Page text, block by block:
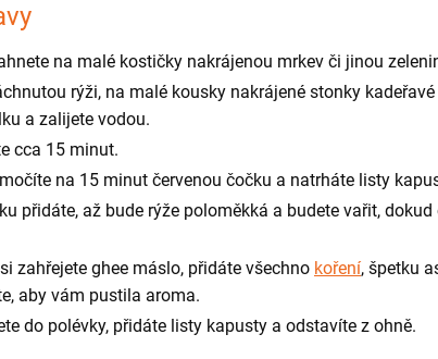
na malé kostičky nakrájenou mrkev či jinou
rýži, na malé kousky nakrájené stonky
a zalijete vodou.
cca 15 minut.
na 15 minut červenou čočku a natrháte listy
přidáte, až bude rýže poloměkká a budete vařit,
zahřejete ghee máslo, přidáte všechno koření, špetku
aby vám pustila aroma.
do polévky, přidáte listy kapusty a odstavíte z ohně.